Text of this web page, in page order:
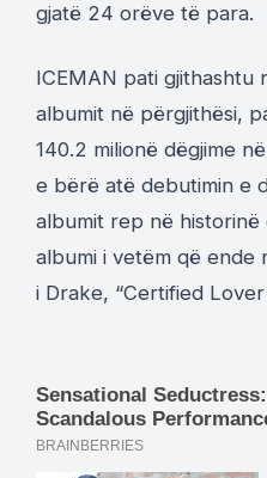
gjatë 24 orëve të para.
ICEMAN pati gjithashtu
albumit në përgjithësi,
140.2 milionë dëgjime
e bërë atë debutimin e
albumit rep në
albumi i vetëm që ende
i Drake, “Certified Lover